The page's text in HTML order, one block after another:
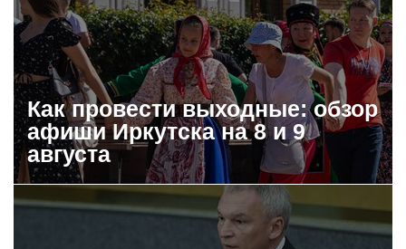
Как провести выходные: обзор
афиши Иркутска на 8 и 9
августа